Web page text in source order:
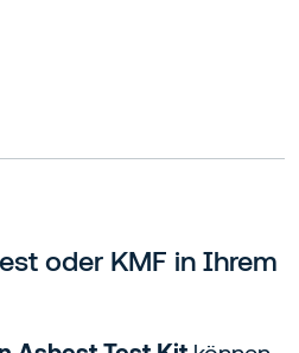
oder KMF in Ihrem